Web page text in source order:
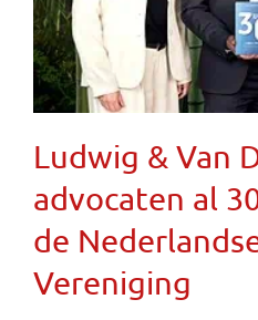
Ludwig & Van
advocaten al
de
Vereniging